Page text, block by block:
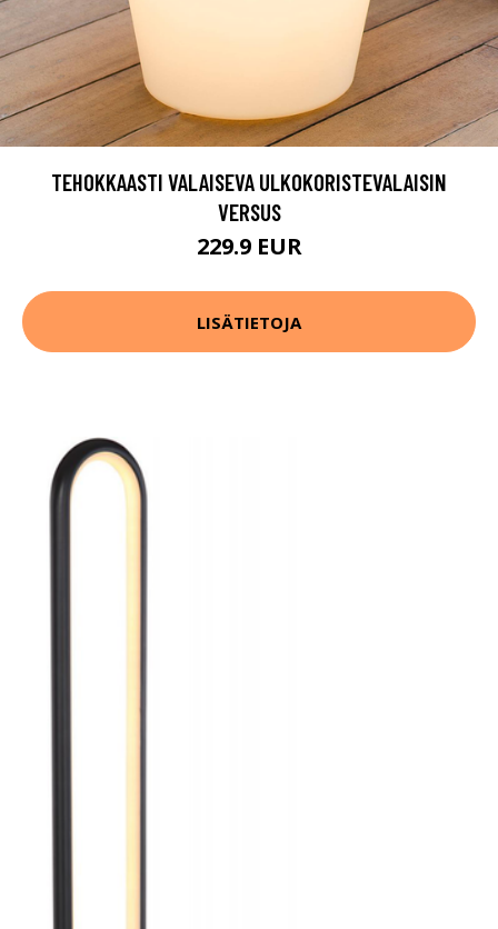
TEHOKKAASTI VALAISEVA ULKOKORISTEVALAISIN
VERSUS
229.9 EUR
LISÄTIETOJA